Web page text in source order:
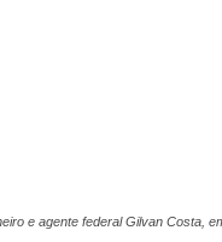
e agente federal Gilvan Costa,